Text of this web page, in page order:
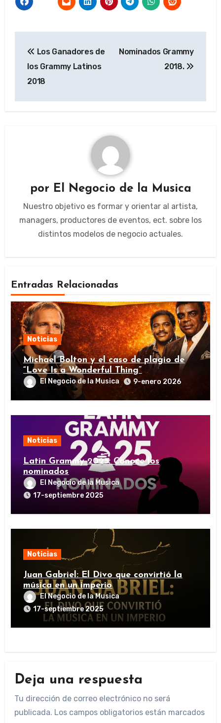
de
entradas
Los Ganadores de
los Grammy Latinos
2018
Nominados Grammy
2018.
por El Negocio de la Musica
Nuestro objetivo es formar y orientar al artista,
managers, productores de eventos, ect. sobre los
distintos modelos de negocio actuales.
Entradas Relacionadas
Noticias
Michael Bolton y el caso de plagio de
“Love Is a Wonderful Thing”
El Negocio de la Musica 9-enero 2026
Noticias
Latin Grammy 2025: Conoce los
nominados
El Negocio de la Musica
17-septiembre 2025
Noticias
Juan Gabriel: El Divo que convirtió la
música en un imperio
El Negocio de la Musica
17-septiembre 2025
Deja una respuesta
Tu dirección de correo electrónico no será
publicada. Los campos obligatorios están marcados